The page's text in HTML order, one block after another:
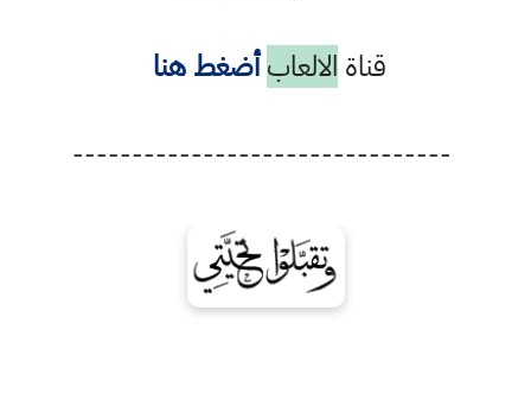
قناة الالعاب أضغط هنا
--------------------------------